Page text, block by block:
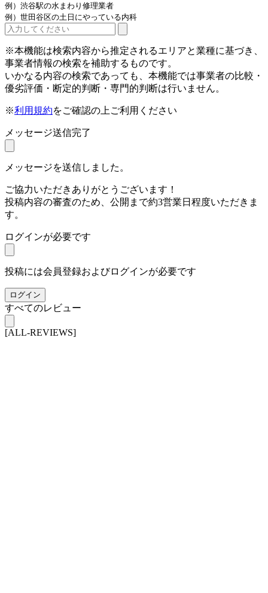
例）渋谷駅の水まわり修理業者
例）世田谷区の土日にやっている内科
※本機能は検索内容から推定されるエリアと業種に基づき、
事業者情報の検索を補助するものです。
いかなる内容の検索であっても、本機能では事業者の比較・
優劣評価・断定的判断・専門的判断は行いません。
※利用規約をご確認の上ご利用ください
メッセージ送信完了
メッセージを送信しました。
ご協力いただきありがとうございます！
投稿内容の審査のため、公開まで約3営業日程度いただきま
す。
ログインが必要です
投稿には会員登録およびログインが必要です
ログイン
すべてのレビュー
[ALL-REVIEWS]